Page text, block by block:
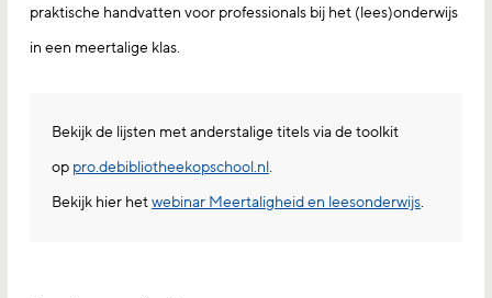
praktische handvatten voor professionals bij het (lees)onderwijs
in een meertalige klas.
Bekijk de lijsten met anderstalige titels via de toolkit
op pro.debibliotheekopschool.nl.
Bekijk hier hetwebinar Meertaligheid en leesonderwijs.